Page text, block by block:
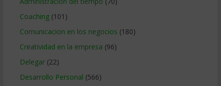
Coaching(101)
Comunicacion en los negocios (180)
Creatividad en la empresa (96)
Delegar(22)
Desarrollo Personal (566)